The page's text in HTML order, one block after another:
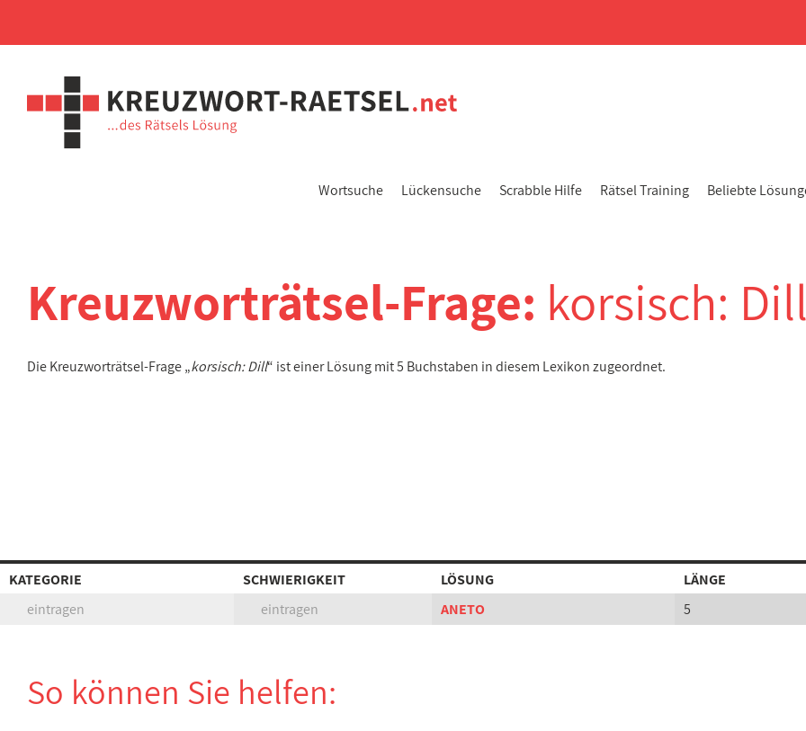
Wortsuche Lückensuche Scrabble Hilfe Rätsel Training Beliebte
Kreuzworträtsel-Frage: korsisch: Dill
Die Kreuzworträtsel-Frage „korsisch: Dill“ ist einer Lösung mit 5 Buchstaben in diesem Lexikon zugeordnet.
KATEGORIE SCHWIERIGKEIT LÖSUNG
LÄNGE
eintragen
eintragen ANETO 5
So können Sie helfen: